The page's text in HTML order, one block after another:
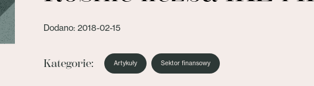
Dodano: 2018-02-15
Kategorie: Artykuły Sektor finansowy